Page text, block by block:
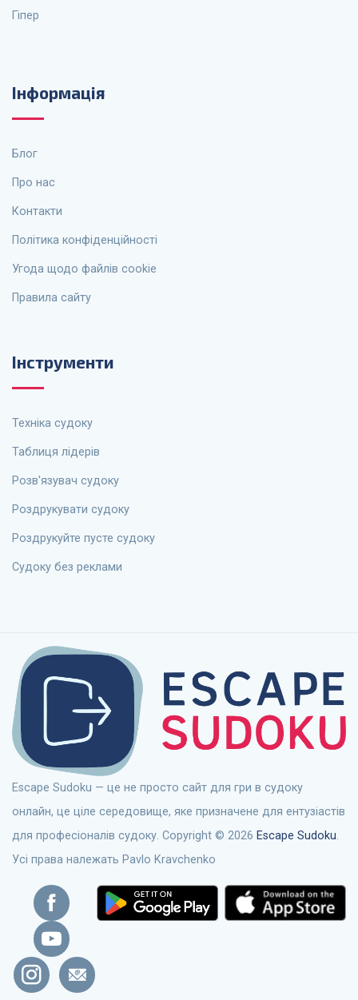
Гіпер
Інформація
Блог
Про нас
Контакти
Політика конфіденційності
Угода щодо файлів cookie
Правила сайту
Інструменти
Техніка судоку
Таблиця лідерів
Розв'язувач судоку
Роздрукувати судоку
Роздрукуйте пусте судоку
Судоку без реклами
Escape Sudoku — це не просто сайт для гри в судоку
онлайн, це ціле середовище, яке призначене для ентузіастів
для професіоналів судоку. Copyright © 2026 Escape Sudoku.
Усі права належать Pavlo Kravchenko